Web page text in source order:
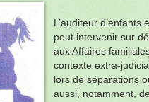
L’auditeur d’enfants
peut intervenir sur
aux Affaires
contexte extra-
lors de séparations
aussi, notamment,